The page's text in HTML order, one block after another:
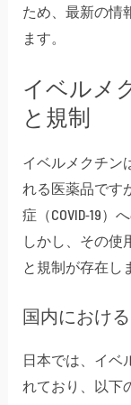
ため、最新の情
ます。
イベルメ
と規制
イベルメクチン
れる医薬品です
症（COVID-19）
しかし、その使
と規制が存在し
国内におけ
日本では、イベ
れており、以下